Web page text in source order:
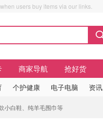
users buy items via our links.
商家导航 抢好货
个护健康 电子电脑 资讯
小白鞋、纯羊毛围巾等